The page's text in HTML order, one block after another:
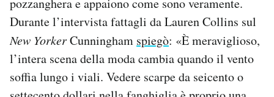
pozzanghera e appaiono come sono veramente.
Durante l’intervista fattagli da Lauren Collins sul
New YorkerCunningham spiegò: «È meraviglioso,
l’intera scena della moda cambia quando il vento
soffia lungo i viali. Vedere scarpe da seicento o